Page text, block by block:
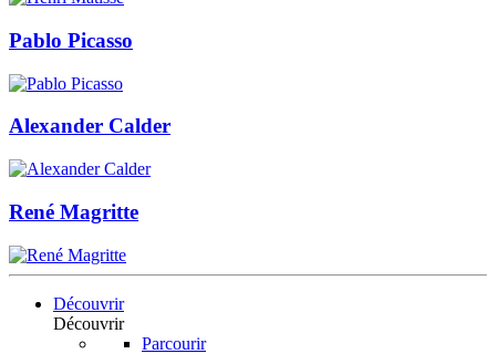
Pablo Picasso
Alexander Calder
René Magritte
Découvrir
Découvrir
Parcourir